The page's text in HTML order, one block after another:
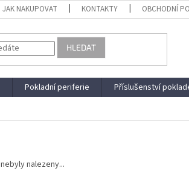
JAK NAKUPOVAT KONTAKTY OBCHODNÍ
HLEDAT
Pokladní periferie Příslušenství
nebyly nalezeny...